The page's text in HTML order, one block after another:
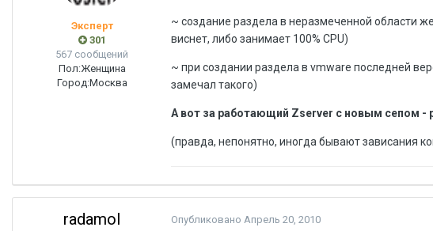
Эксперт
301
567 сообщений
Пол:Женщина
Город:Москва
~ создание раздела в неразмеченной области
виснет, либо занимает 100% CPU)
~ при создании раздела в vmware последней
замечал такого)
А вот за работающий Zserver с новым сепом -
(правда, непонятно, иногда бывают зависания
radamol Опубликовано Апрель 20, 2010